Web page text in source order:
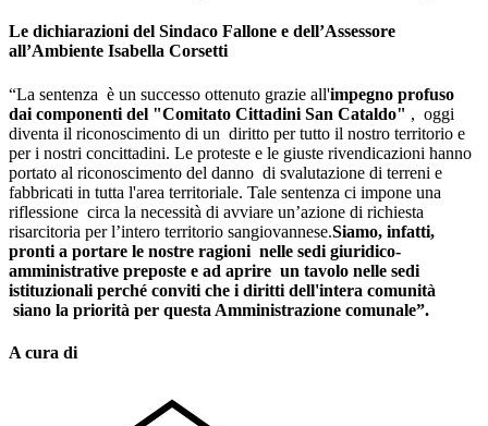
Le dichiarazioni del Sindaco Fallone e dell’Assessore
all’Ambiente Isabella Corsetti
“La sentenza è un successo ottenuto grazie all'impegno profuso
dai componenti del "Comitato Cittadini San Cataldo" , oggi
diventa il riconoscimento di un diritto per tutto il nostro territorio e
per i nostri concittadini. Le proteste e le giuste rivendicazioni hanno
portato al riconoscimento del danno di svalutazione di terreni e
fabbricati in tutta l'area territoriale. Tale sentenza ci impone una
riflessione circa la necessità di avviare un’azione di richiesta
risarcitoria per l’intero territorio sangiovannese.Siamo, infatti,
pronti a portare le nostre ragioni nelle sedi giuridico-
amministrative preposte e ad aprire un tavolo nelle sedi
istituzionali perché conviti che i diritti dell'intera comunità
siano la priorità per questa Amministrazione comunale”.
A cura di